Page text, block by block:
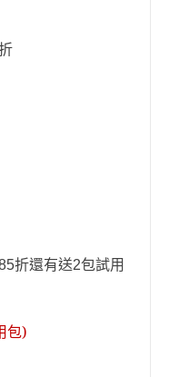
折還有送2包試用
包)